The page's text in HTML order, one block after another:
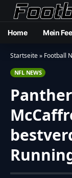
Home Mein
Startseite» Football
NFL NEWS